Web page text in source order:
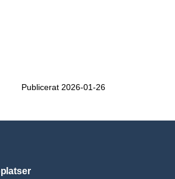
Publicerat 2026-01-26